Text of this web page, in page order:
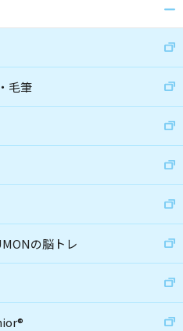
毛筆
の脳トレ
®